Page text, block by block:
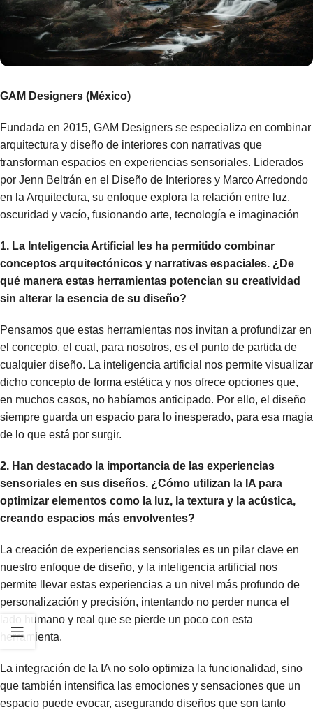
GAM Designers (México)
Fundada en 2015, GAM Designers se especializa en combinar
arquitectura y diseño de interiores con narrativas que
transforman espacios en experiencias sensoriales. Liderados
por Jenn Beltrán en el Diseño de Interiores y Marco Arredondo
en la Arquitectura, su enfoque explora la relación entre luz,
oscuridad y vacío, fusionando arte, tecnología e imaginación
1. La Inteligencia Artificial les ha permitido combinar
conceptos arquitectónicos y narrativas espaciales. ¿De
qué manera estas herramientas potencian su creatividad
sin alterar la esencia de su diseño?
Pensamos que estas herramientas nos invitan a profundizar en
el concepto, el cual, para nosotros, es el punto de partida de
cualquier diseño. La inteligencia artificial nos permite visualizar
dicho concepto de forma estética y nos ofrece opciones que,
en muchos casos, no habíamos anticipado. Por ello, el diseño
siempre guarda un espacio para lo inesperado, para esa magia
de lo que está por surgir.
2. Han destacado la importancia de las experiencias
sensoriales en sus diseños. ¿Cómo utilizan la IA para
optimizar elementos como la luz, la textura y la acústica,
creando espacios más envolventes?
La creación de experiencias sensoriales es un pilar clave en
nuestro enfoque de diseño, y la inteligencia artificial nos
permite llevar estas experiencias a un nivel más profundo de
personalización y precisión, intentando no perder nunca el
lado humano y real que se pierde un poco con esta
herramienta.
La integración de la IA no solo optimiza la funcionalidad, sino
que también intensifica las emociones y sensaciones que un
espacio puede evocar, asegurando diseños que son tanto